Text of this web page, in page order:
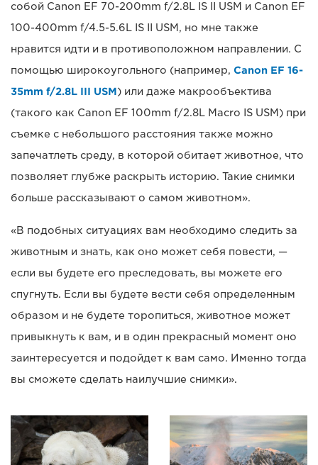
собой Canon EF 70-200mm f/2.8L IS II USM и Canon EF
100-400mm f/4.5-5.6L IS II USM, но мне также
нравится идти и в противоположном направлении. С
помощью широкоугольного (например, Canon EF 16-
35mm f/2.8L III USM) или даже макрообъектива
(такого как Canon EF 100mm f/2.8L Macro IS USM) при
съемке с небольшого расстояния также можно
запечатлеть среду, в которой обитает животное, что
позволяет глубже раскрыть историю. Такие снимки
больше рассказывают о самом животном».
«В подобных ситуациях вам необходимо следить за
животным и знать, как оно может себя повести, —
если вы будете его преследовать, вы можете его
спугнуть. Если вы будете вести себя определенным
образом и не будете торопиться, животное может
привыкнуть к вам, и в один прекрасный момент оно
заинтересуется и подойдет к вам само. Именно тогда
вы сможете сделать наилучшие снимки».